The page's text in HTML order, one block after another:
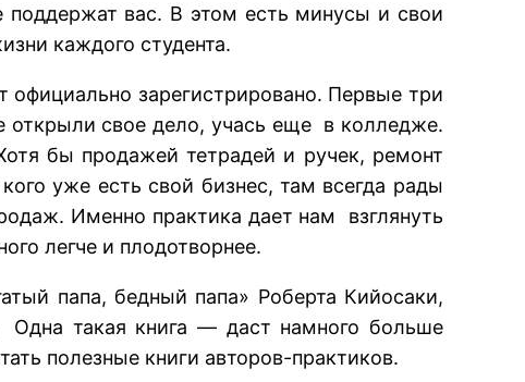
поддержат вас. В этом есть минусы и свои
каждого студента.
зарегистрировано. Первые три
открыли свое дело, учась еще в колледже.
бы продажей тетрадей и ручек, ремонт
уже есть свой бизнес, там всегда рады
Именно практика дает нам взглянуть
легче и плодотворнее.
папа, бедный папа» Роберта Кийосаки,
такая книга — даст намного больше
полезные книги авторов-практиков.